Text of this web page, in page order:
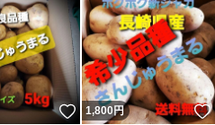
いいね！
1,800 円